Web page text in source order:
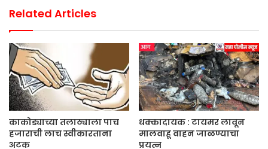
Related Articles
काकोड्याच्या तलाठ्याला पाच
हजाराची लाच स्वीकारताना
अटक
धक्कादायक : टायमर लावून
मालवाहू वाहन जाळण्याचा
प्रयत्न